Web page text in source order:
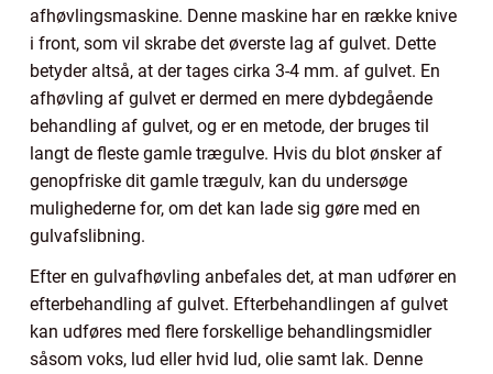
afhøvlingsmaskine. Denne maskine har en række knive
i front, som vil skrabe det øverste lag af gulvet. Dette
betyder altså, at der tages cirka 3-4 mm. af gulvet. En
afhøvling af gulvet er dermed en mere dybdegående
behandling af gulvet, og er en metode, der bruges til
langt de fleste gamle trægulve. Hvis du blot ønsker af
genopfriske dit gamle trægulv, kan du undersøge
mulighederne for, om det kan lade sig gøre med en
gulvafslibning.
Efter en gulvafhøvling anbefales det, at man udfører en
efterbehandling af gulvet. Efterbehandlingen af gulvet
kan udføres med flere forskellige behandlingsmidler
såsom voks, lud eller hvid lud, olie samt lak. Denne